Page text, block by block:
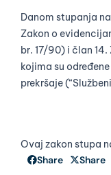
Danom stupanja
Zakon o
br. 17/90) i član
kojima su
prekršaje
Ovaj zakon stupa
Share
Share